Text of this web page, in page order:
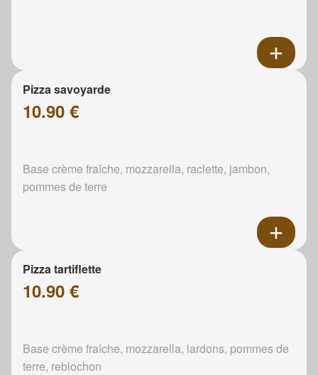
Pizza savoyarde
10.90 €
Base crème fraîche, mozzarella, raclette, jambon,
pommes de terre
Pizza tartiflette
10.90 €
Base crème fraîche, mozzarella, lardons, pommes de
terre, reblochon